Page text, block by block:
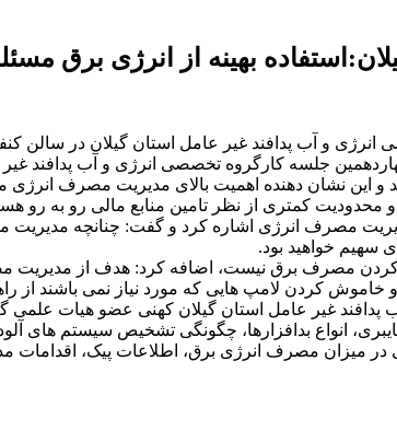
بهینه از انرژی برق
و آب پدافند غیر عامل استان گیلان در سالن
جلسه کارگروه تخصصی انرژی و آب پدافند غیر
و این نشان دهنده اهمیت بالای مدیریت مصرف انرژی
کمتری از نظر تامین منابع مالی رو به رو
مصرف انرژی اشاره کرد و گفت: چنانچه
سهیم خواهید بود.
مصرف برق نیست، اضافه کرد: هدف از مدیریت
غیر عامل استان گیلان کهنی عضو هیات
انواع بدافزارها، چگونگی تشخیص سیستم های